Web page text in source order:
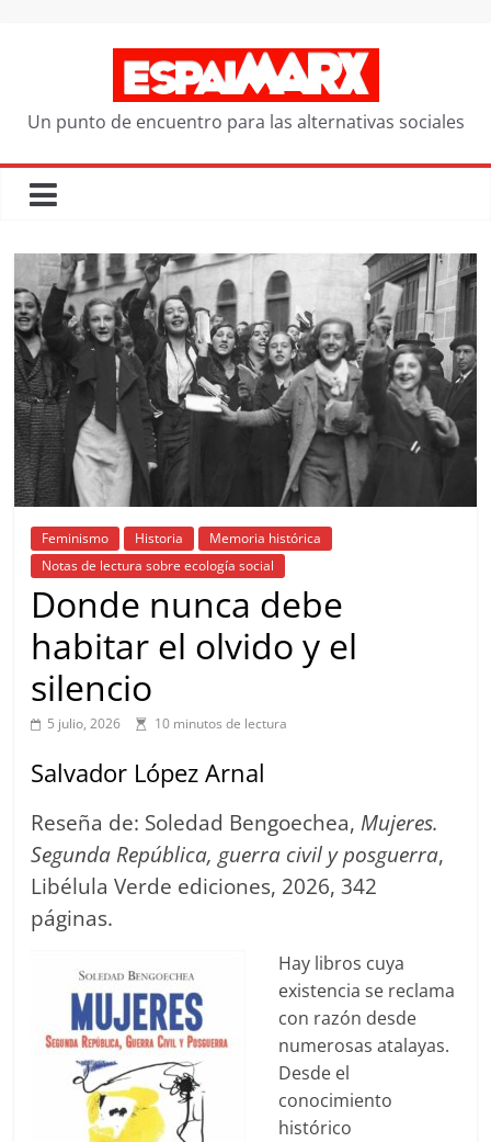
Un punto de encuentro para las alternativas sociales
Feminismo Historia
Memoria histórica
Notas de lectura sobre ecología social
Donde nunca debe
habitar el olvido y el
silencio
5 julio, 2026 10 minutos de lectura
Salvador López Arnal
Reseña de: Soledad Bengoechea, Mujeres.
Segunda República, guerra civil y posguerra,
Libélula Verde ediciones, 2026, 342
páginas.
Hay libros cuya
existencia se reclama
con razón desde
numerosas atalayas.
Desde el
conocimiento
histórico